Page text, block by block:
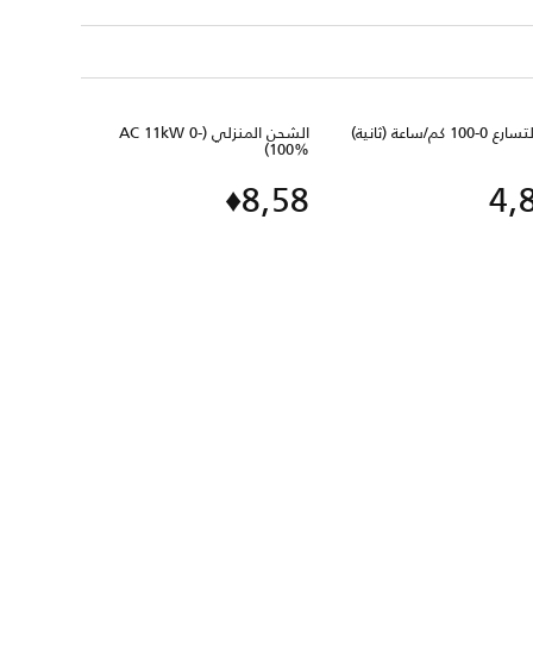
الشحن المنزلي (AC 11kW 0-
100%)
8,58♦